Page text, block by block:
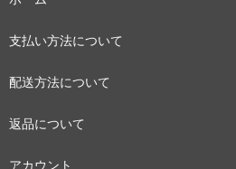
支払い方法について
配送方法について
返品について
アカウント